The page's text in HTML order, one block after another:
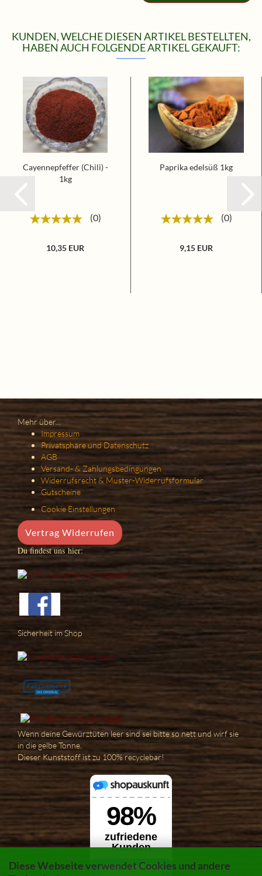
Diese Webseite verwendet Cookies und andere
KUNDEN, WELCHE DIESEN ARTIKEL BESTELLTEN,
HABEN AUCH FOLGENDE ARTIKEL GEKAUFT:
Cayennepfeffer (Chili) -
1kg
0
10,35 EUR
Paprika edelsüß 1kg
0
9,15 EUR
Mehr über...
Impressum
Privatsphäre und Datenschutz
AGB
Versand- & Zahlungsbedingungen
Widerrufsrecht & Muster-Widerrufsformular
Gutscheine
Cookie Einstellungen
Vertrag Widerrufen
Du findest uns hier:
Sicherheit im Shop
Wenn deine Gewürztüten leer sind sei bitte so nett und wirf sie
in die gelbe Tonne.
Dieser Kunststoff ist zu 100% recyclebar!